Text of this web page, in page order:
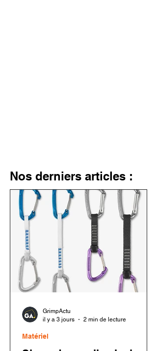
Nos derniers articles :
Matériel
GrimpActu
il y a 3 jours
2 min de lecture